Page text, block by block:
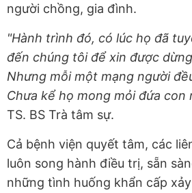
người chồng, gia đình.
"Hành trình đó, có lúc họ đã
đến chúng tôi để xin được
Nhưng mỗi một mạng người
Chưa kể họ mong mỏi đứa con
TS. BS Trà tâm sự.
Cả bệnh viện quyết tâm, các
luôn song hành điều trị, sẵn
những tình huống khẩn cấp